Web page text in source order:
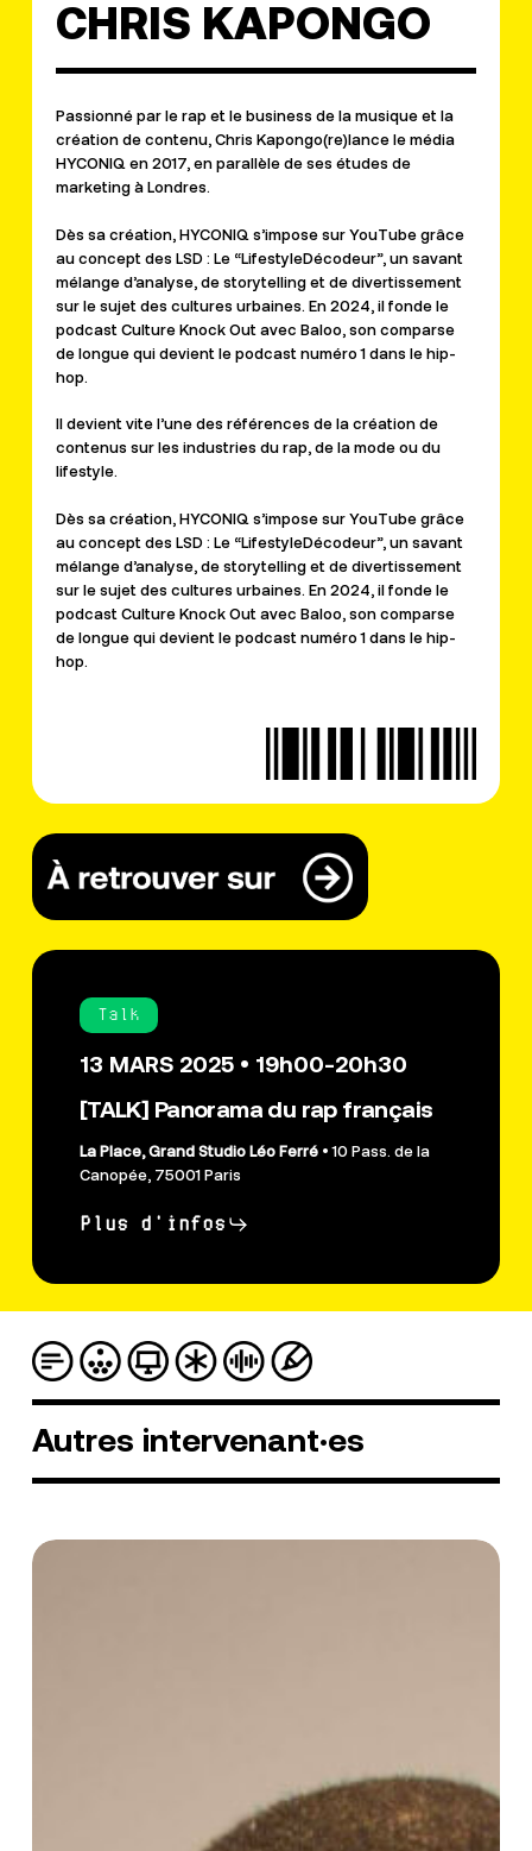
CHRIS KAPONGO
Passionné par le rap et le business de la musique et la
création de contenu, Chris Kapongo(re)lance le média
HYCONIQ en 2017, en parallèle de ses études de
marketing à Londres.
Dès sa création, HYCONIQ s’impose sur YouTube grâce
au concept des LSD : Le “LifestyleDécodeur”, un savant
mélange d’analyse, de storytellinget de divertissement
sur le sujet des cultures urbaines. En 2024, il fonde le
podcast Culture Knock Out avec Baloo, son comparse
de longue qui devient le podcast numéro 1 dans le hip-
hop.
Il devient vite l’une des références de la création de
contenus sur les industries du rap, de la mode ou du
lifestyle.
Dès sa création, HYCONIQ s’impose sur YouTube grâce
au concept des LSD : Le “LifestyleDécodeur”, un savant
mélange d’analyse, de storytellinget de divertissement
sur le sujet des cultures urbaines. En 2024, il fonde le
podcast Culture Knock Out avec Baloo, son comparse
de longue qui devient le podcast numéro 1 dans le hip-
hop.
Talk
13 MARS 2025 • 19h00-20h30
[TALK] Panorama du rap français
La Place, Grand Studio Léo Ferré • 10 Pass. de la
Canopée, 75001 Paris
Plus d'infos
Autres intervenant·es
Loso